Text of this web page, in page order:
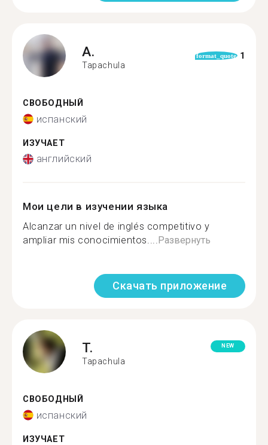
A.
Tapachula
format_quote 1
СВОБОДНЫЙ
испанский
ИЗУЧАЕТ
английский
Мои цели в изучении языка
Alcanzar un nivel de inglés competitivo y
ampliar mis conocimientos....Развернуть
Скачать приложение
T.
Tapachula
NEW
СВОБОДНЫЙ
испанский
ИЗУЧАЕТ